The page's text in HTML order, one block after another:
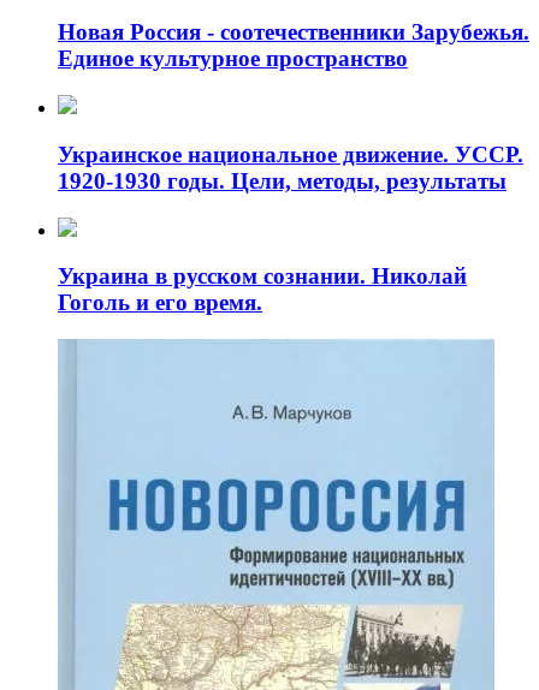
Новая Россия - соотечественники Зарубежья.
Единое культурное пространство
Украинское национальное движение. УССР.
1920-1930 годы. Цели, методы, результаты
Украина в русском сознании. Николай
Гоголь и его время.